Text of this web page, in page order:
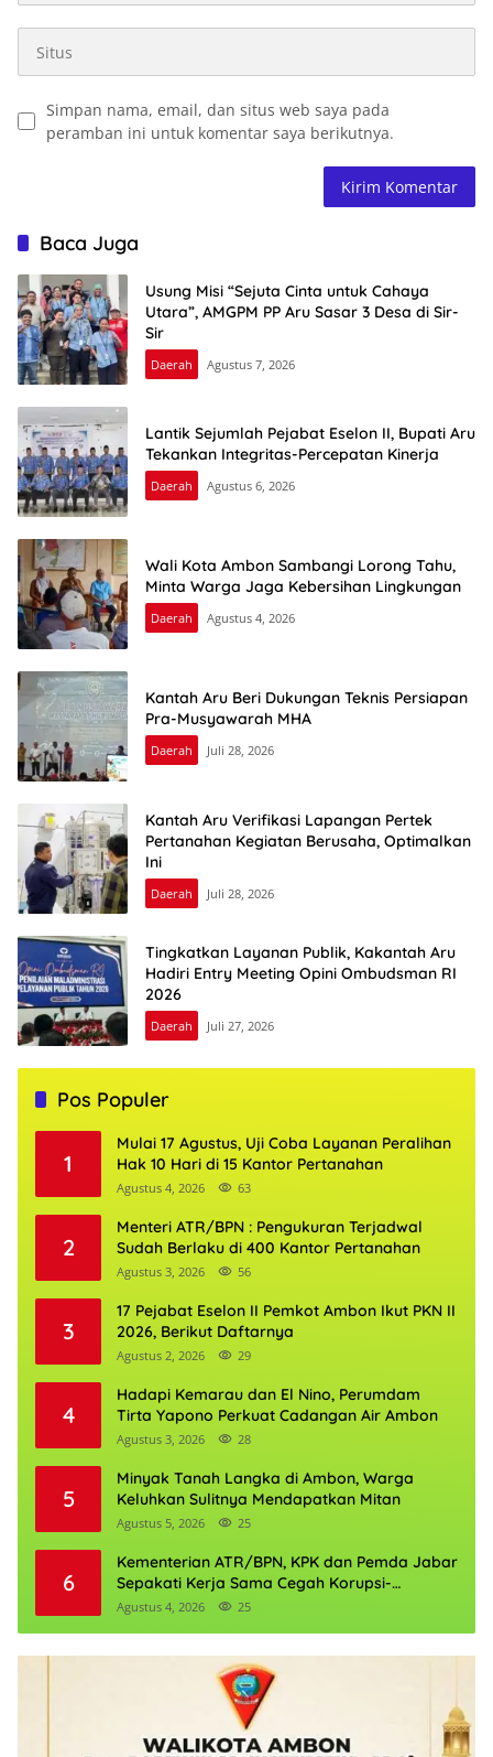
Simpan nama, email, dan situs web saya pada
peramban ini untuk komentar saya berikutnya.
Baca Juga
Usung Misi “Sejuta Cinta untuk Cahaya
Utara”, AMGPM PP Aru Sasar 3 Desa di Sir-
Sir
Daerah Agustus 7, 2026
Lantik Sejumlah Pejabat Eselon II, Bupati Aru
Tekankan Integritas-Percepatan Kinerja
Daerah Agustus 6, 2026
Wali Kota Ambon Sambangi Lorong Tahu,
Minta Warga Jaga Kebersihan Lingkungan
Daerah Agustus 4, 2026
Kantah Aru Beri Dukungan Teknis Persiapan
Pra-Musyawarah MHA
Daerah Juli 28, 2026
Kantah Aru Verifikasi Lapangan Pertek
Pertanahan Kegiatan Berusaha, Optimalkan
Ini
Daerah Juli 28, 2026
Tingkatkan Layanan Publik, Kakantah Aru
Hadiri Entry Meeting Opini Ombudsman RI
2026
Daerah Juli 27, 2026
Pos Populer
1
Mulai 17 Agustus, Uji Coba Layanan Peralihan
Hak 10 Hari di 15 Kantor Pertanahan
Agustus 4, 2026 63
2
Menteri ATR/BPN : Pengukuran Terjadwal
Sudah Berlaku di 400 Kantor Pertanahan
Agustus 3, 2026 56
3
17 Pejabat Eselon II Pemkot Ambon Ikut PKN II
2026, Berikut Daftarnya
Agustus 2, 2026 29
4
Hadapi Kemarau dan El Nino, Perumdam
Tirta Yapono Perkuat Cadangan Air Ambon
Agustus 3, 2026 28
5
Minyak Tanah Langka di Ambon, Warga
Keluhkan Sulitnya Mendapatkan Mitan
Agustus 5, 2026 25
6
Kementerian ATR/BPN, KPK dan Pemda Jabar
Sepakati Kerja Sama Cegah Korupsi-
Penguatan Ekonomi
Agustus 4, 2026 25